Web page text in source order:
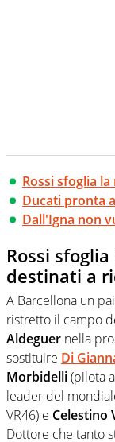
Rossi sfoglia
Ducati pronta
Dall'Igna non
Rossi
destinati a
A Barcellona un
ristretto il campo
Aldeguer nella
sostituire Di
Morbidelli(pilota
leader del
VR46) e Celestino
Dottore che tanto